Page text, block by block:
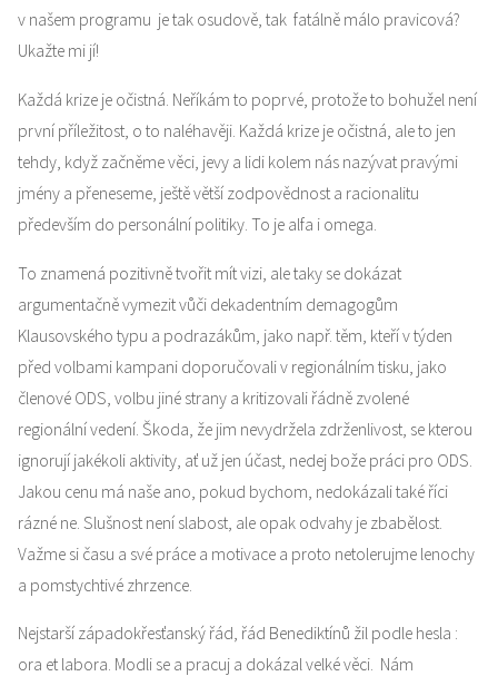
v našem programu je tak osudově, tak fatálně málo pravicová?
Ukažte mi jí!
Každá krize je očistná. Neříkám to poprvé, protože to bohužel není
první příležitost, o to naléhavěji. Každá krize je očistná, ale to jen
tehdy, když začněme věci, jevy a lidi kolem nás nazývat pravými
jmény a přeneseme, ještě větší zodpovědnost a racionalitu
především do personální politiky. To je alfa i omega.
To znamená pozitivně tvořit mít vizi, ale taky se dokázat
argumentačně vymezit vůči dekadentním demagogům
Klausovského typu a podrazákům, jako např. těm, kteří v týden
před volbami kampani doporučovali v regionálním tisku, jako
členové ODS, volbu jiné strany a kritizovali řádně zvolené
regionální vedení. Škoda, že jim nevydržela zdrženlivost, se kterou
ignorují jakékoli aktivity, ať už jen účast, nedej bože práci pro ODS.
Jakou cenu má naše ano, pokud bychom, nedokázali také říci
rázné ne. Slušnost není slabost, ale opak odvahy je zbabělost.
Važme si času a své práce a motivace a proto netolerujme lenochy
a pomstychtivé zhrzence.
Nejstarší západokřesťanský řád, řád Benediktínů žil podle hesla :
ora et labora. Modli se a pracuj a dokázal velké věci. Nám